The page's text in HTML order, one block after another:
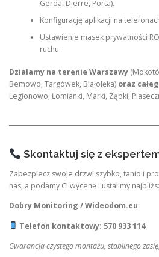
Gerda, Dierre, Porta).
Konfigurację aplikacji na
Ustawienie masek prywatności
ruchu.
Działamy na terenie Warszawy
Bemowo, Targówek, Białołęka) oraz
Legionowo, Łomianki, Marki, Ząbki,
Skontaktuj się z
Zabezpiecz swoje drzwi szybko, tanio i
nas, a podamy Ci wycenę i ustalimy
Dobry Monitoring / Wideodom.eu
Telefon kontaktowy: 570 933 114
Gwarancja czystego montażu, stabilnego